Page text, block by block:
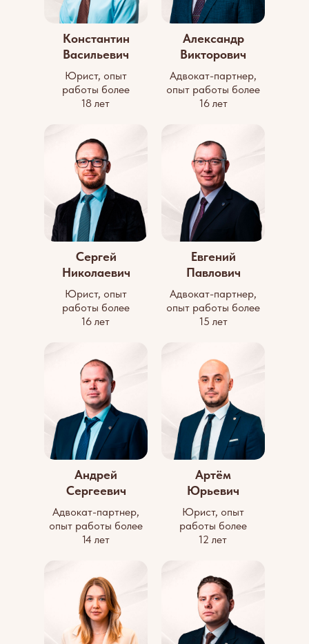
Константин
Васильевич
Юрист, опыт
работы более
18 лет
Александр
Викторович
Адвокат-партнер,
опыт работы более
16 лет
Сергей
Николаевич
Юрист, опыт
работы более
16 лет
Евгений
Павлович
Адвокат-партнер,
опыт работы более
15 лет
Андрей
Сергеевич
Адвокат-партнер,
опыт работы более
14 лет
Артём
Юрьевич
Юрист, опыт
работы более
12 лет